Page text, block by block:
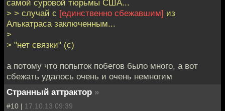
самой суровой тюрьмы США...
> > случай с [единственно сбежавшим] из
Алькатраса заключенным...
>
> "нет связки" (с)
а потому что попыток побегов было много, а вот
сбежать удалось очень и очень немногим
Странный аттрактор »
#10 | 17.10.13 09:39